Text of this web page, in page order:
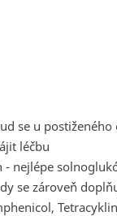
se u
léčbu
nejlépe
se zároveň